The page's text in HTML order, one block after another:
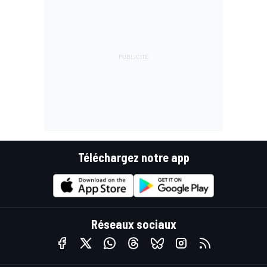
Téléchargez notre app
Réseaux sociaux